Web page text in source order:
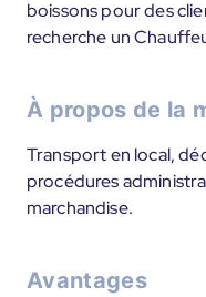
boissons pour des
recherche un
À propos de la
Transport en local,
procédures
marchandise.
Avantages